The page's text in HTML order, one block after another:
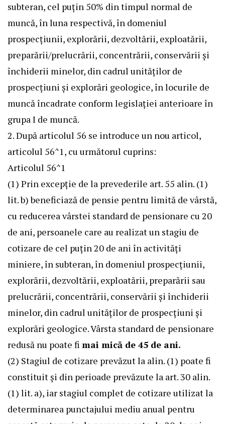
subteran, cel puţin 50% din timpul normal de
muncă, în luna respectivă, în domeniul
prospecţiunii, explorării, dezvoltării, exploatării,
preparării/prelucrării, concentrării, conservării şi
închiderii minelor, din cadrul unităţilor de
prospecţiuni şi explorări geologice, în locurile de
muncă încadrate conform legislaţiei anterioare în
grupa I de muncă.
2. După articolul 56 se introduce un nou articol,
articolul 56^1, cu următorul cuprins:
Articolul 56^1
(1) Prin excepţie de la prevederile art. 55 alin. (1)
lit. b) beneficiază de pensie pentru limită de vârstă,
cu reducerea vârstei standard de pensionare cu 20
de ani, persoanele care au realizat un stagiu de
cotizare de cel puţin 20 de ani în activităţi
miniere, în subteran, în domeniul prospecţiunii,
explorării, dezvoltării, exploatării, preparării sau
prelucrării, concentrării, conservării şi închiderii
minelor, din cadrul unităţilor de prospecţiuni şi
explorări geologice. Vârsta standard de pensionare
redusă nu poate fi mai mică de 45 de ani.
(2) Stagiul de cotizare prevăzut la alin. (1) poate fi
constituit şi din perioade prevăzute la art. 30 alin.
(1) lit. a), iar stagiul complet de cotizare utilizat la
determinarea punctajului mediu anual pentru